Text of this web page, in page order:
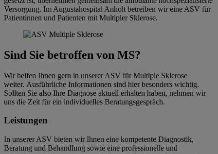
Versorgung. Im Augustahospital Anholt betreiben wir eine ASV für
Patientinnen und Patienten mit Multipler Sklerose.
Sind Sie betroffen von MS?
Wir helfen Ihnen gern in unserer ASV für Multiple Sklerose
weiter. Ausführliche Informationen sind hier besonders wichtig.
Sollten Sie also Ihre Diagnose aktuell erhalten haben, nehmen wir
uns die Zeit für ein individuelles Beratungsgespräch.
Leistungen
In unserer ASV bieten wir Ihnen eine kompetente Diagnostik,
Beratung und Behandlung sowie eine professionelle und